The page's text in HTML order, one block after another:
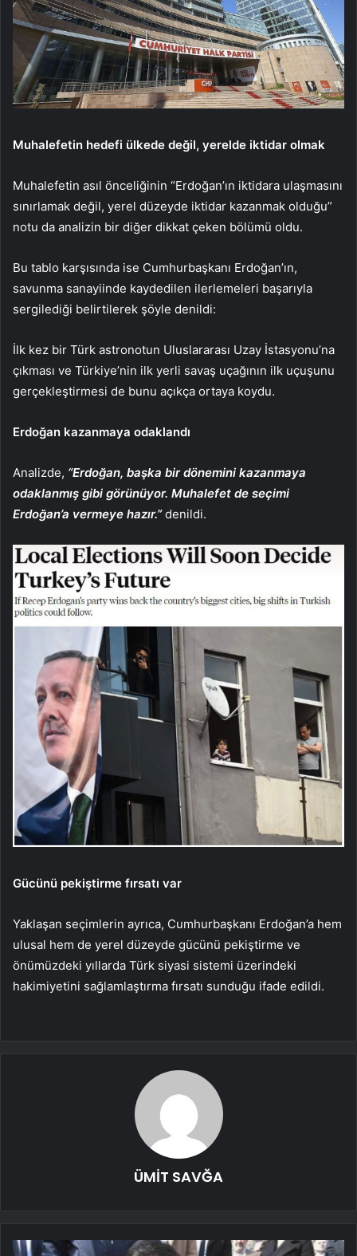
Muhalefetin hedefi ülkede değil, yerelde iktidar olmak
Muhalefetin asıl önceliğinin “Erdoğan’ın iktidara ulaşmasını
sınırlamak değil, yerel düzeyde iktidar kazanmak olduğu”
notu da analizin bir diğer dikkat çeken bölümü oldu.
Bu tablo karşısında ise Cumhurbaşkanı Erdoğan’ın,
savunma sanayiinde kaydedilen ilerlemeleri başarıyla
sergilediği belirtilerek şöyle denildi:
İlk kez bir Türk astronotun Uluslararası Uzay İstasyonu’na
çıkması ve Türkiye’nin ilk yerli savaş uçağının ilk uçuşunu
gerçekleştirmesi de bunu açıkça ortaya koydu.
Erdoğan kazanmaya odaklandı
Analizde, “Erdoğan, başka bir dönemini kazanmaya
odaklanmış gibi görünüyor. Muhalefet de seçimi
Erdoğan’a vermeye hazır.”denildi.
Gücünü pekiştirme fırsatı var
Yaklaşan seçimlerin ayrıca, Cumhurbaşkanı Erdoğan’a hem
ulusal hem de yerel düzeyde gücünü pekiştirme ve
önümüzdeki yıllarda Türk siyasi sistemi üzerindeki
hakimiyetini sağlamlaştırma fırsatı sunduğu ifade edildi.
ÜMİT SAVĞA